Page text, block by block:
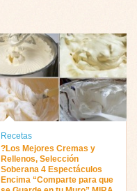
Recetas
?Los Mejores Cremas y
Rellenos, Selección
Soberana 4 Espectáculos
Encima “Comparte para que